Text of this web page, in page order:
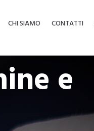
CHI SIAMO CONTATTI
e